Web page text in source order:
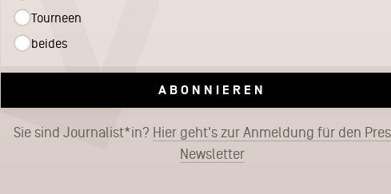
Tourneen
beides
ABONNIEREN
Sie sind Journalist*in? Hier geht's zur Anmeldung für den
Newsletter